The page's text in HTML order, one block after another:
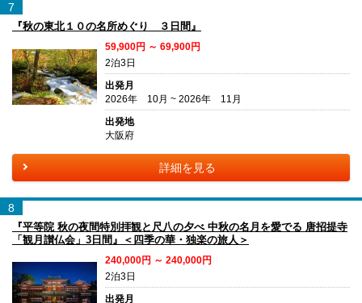
7
『秋の東北１０の名所めぐり ３日間』
59,900円 ～ 69,900円
2泊3日
出発月
2026年 10月 ~ 2026年 11月
出発地
大阪府
詳細を見る
8
『平等院 秋の夜間特別拝観と尺八の夕べ 中秋の名月を愛でる 唐招提寺
「観月讃仏会」3日間』＜四季の華・独楽の旅人＞
240,000円 ～ 240,000円
2泊3日
出発月